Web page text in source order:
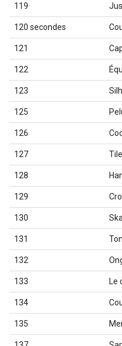
119
120 secondes
121
122
123
125
126
127 Tile
128
129
130
131
132
133 Le
134
135